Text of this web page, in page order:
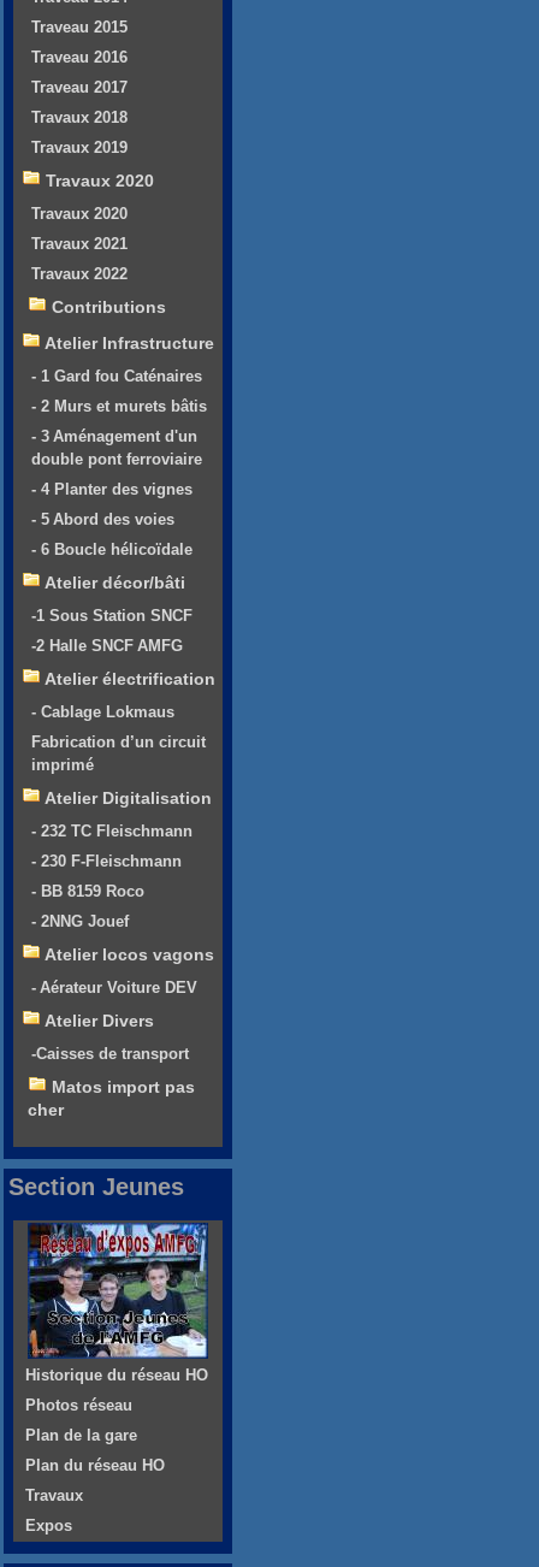
Traveau 2015
Traveau 2016
Traveau 2017
Travaux 2018
Travaux 2019
Travaux 2020
Travaux 2020
Travaux 2021
Travaux 2022
Contributions
Atelier Infrastructure
- 1 Gard fou Caténaires
- 2 Murs et murets bâtis
- 3 Aménagement d'un
double pont ferroviaire
- 4 Planter des vignes
- 5 Abord des voies
- 6 Boucle hélicoïdale
Atelier décor/bâti
-1 Sous Station SNCF
-2 Halle SNCF AMFG
Atelier électrification
- Cablage Lokmaus
Fabrication d’un circuit
imprimé
Atelier Digitalisation
- 232 TC Fleischmann
- 230 F-Fleischmann
- BB 8159 Roco
- 2NNG Jouef
Atelier locos vagons
- Aérateur Voiture DEV
Atelier Divers
-Caisses de transport
Matos import pas
cher
Section Jeunes
Historique du réseau HO
Photos réseau
Plan de la gare
Plan du réseau HO
Travaux
Expos